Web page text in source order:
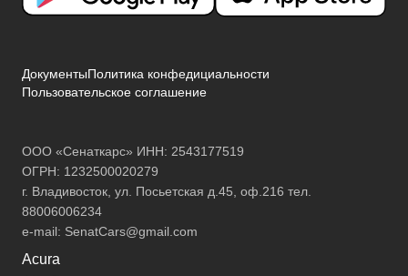
ДокументыПолитика конфедициальности
Пользовательское соглашение
ООО «Сенаткарс» ИНН: 2543177519
ОГРН: 1232500020279
г. Владивосток, ул. Посьетская д.45, оф.216 тел.
88006006234
e-mail: SenatCars@gmail.com
Acura